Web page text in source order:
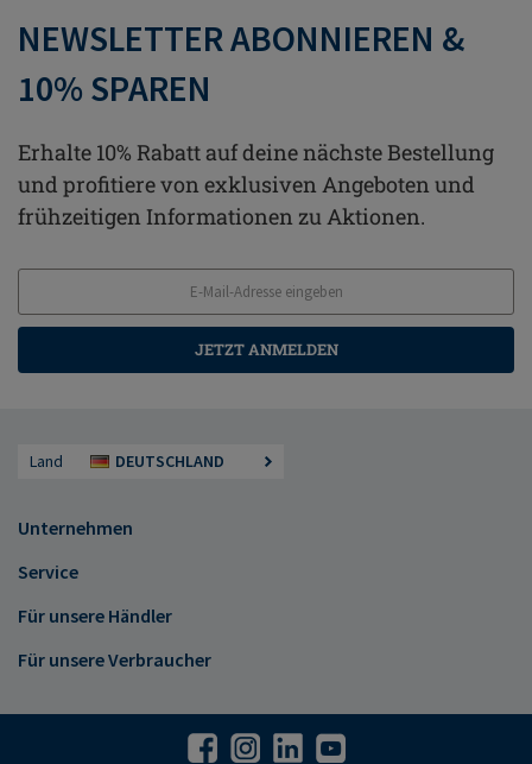
NEWSLETTER ABONNIEREN &
10% SPAREN
Erhalte 10% Rabatt auf deine nächste Bestellung
und profitiere von exklusiven Angeboten und
frühzeitigen Informationen zu Aktionen.
JETZT ANMELDEN
Land DEUTSCHLAND
Unternehmen
Service
Für unsere Händler
Für unsere Verbraucher